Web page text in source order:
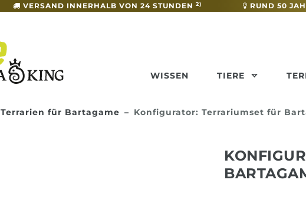
VERSAND INNERHALB VON 24 STUNDEN 2) RUND 50
WISSEN TIERE
Terrarien für Bartagame Konfigurator: Terrariumset für